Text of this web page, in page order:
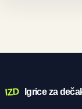
IZD Igrice za